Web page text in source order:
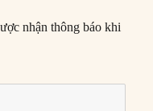
nhận thông báo khi